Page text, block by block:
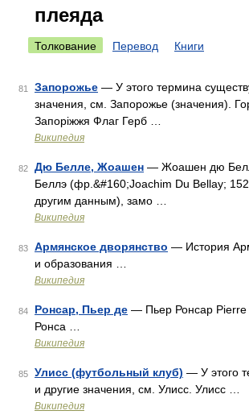
плеяда
Толкование Перевод Книги
81 Запорожье — У этого термина
значения, см. Запорожье (значения).
Запоріжжя Флаг Герб …
Википедия
82 Дю Белле, Жоашен — Жоашен дю
Беллэ (фр.&#160;Joachim Du Bellay;
другим данным), замо …
Википедия
83 Армянское дворянство — История
и образования …
Википедия
84 Ронсар, Пьер де — Пьер Ронсар
Ронса …
Википедия
85 Улисс (футбольный клуб) — У этого
и другие значения, см. Улисс. Улисс …
Википедия